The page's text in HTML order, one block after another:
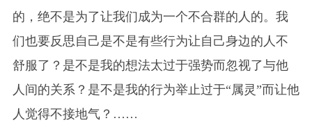
的，绝不是为了让我们成为一个不合群的人的。我
们也要反思自己是不是有些行为让自己身边的人不
舒服了？是不是我的想法太过于强势而忽视了与他
人间的关系？是不是我的行为举止过于“属灵”而让他
人觉得不接地气？……